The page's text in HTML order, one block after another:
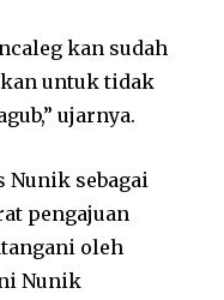
kan sudah
untuk tidak
ujarnya.
Nunik sebagai
pengajuan
oleh
Nunik